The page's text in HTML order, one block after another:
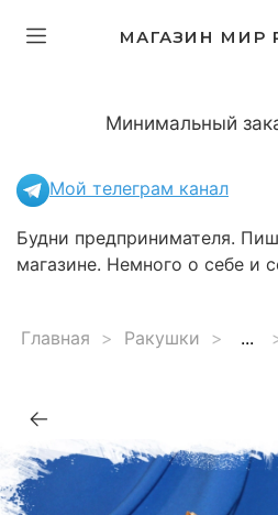
МАГАЗИН МИР
Минимальный
Мой телеграм канал
Будни предпринимателя.
магазине. Немного о себе и
Главная Ракушки ...